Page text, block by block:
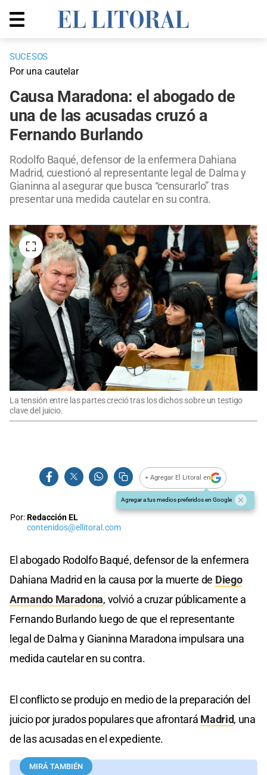
SUCESOS
Por una cautelar
Causa Maradona: el abogado de
una de las acusadas cruzó a
Fernando Burlando
Rodolfo Baqué, defensor de la enfermera Dahiana
Madrid, cuestionó al representante legal de Dalma y
Gianinna al asegurar que busca “censurarlo” tras
presentar una medida cautelar en su contra.
La tensión entre las partes creció tras los dichos sobre un testigo
clave del juicio.
+ Agregar El Litoral en
Agregar a tus medios preferidos en Google
Por:Redacción EL
contenidos@ellitoral.com
El abogado Rodolfo Baqué, defensor de la enfermera
Dahiana Madrid en la causa por la muerte de Diego
Armando Maradona, volvió a cruzar públicamente a
Fernando Burlando luego de que el representante
legal de Dalma y Gianinna Maradona impulsara una
medida cautelar en su contra.
El conflicto se produjo en medio de la preparación del
juicio por jurados populares que afrontará Madrid, una
de las acusadas en el expediente.
MIRÁ TAMBIÉN